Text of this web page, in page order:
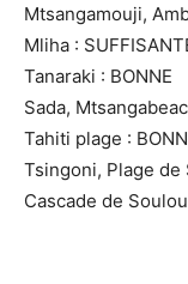
Mtsangamouji,
Mliha :
Tanaraki : BONNE
Sada,
Tahiti plage :
Tsingoni, Plage de
Cascade de